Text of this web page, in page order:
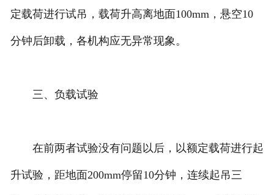
定载荷进行试吊，载荷升高离地面100mm，悬空10
分钟后卸载，各机构应无异常现象。
三、负载试验
在前两者试验没有问题以后，以额定载荷进行起
升试验，距地面200mm停留10分钟，连续起吊三